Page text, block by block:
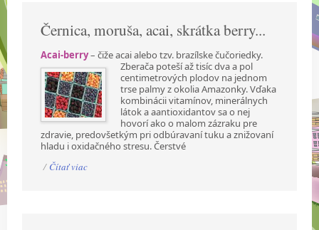
Černica, moruša, acai, skrátka berry...
Acai-berry– čiže acai alebo tzv. brazílske čučoriedky.
Zberača poteší až tisíc dva a pol
centimetrových plodov na jednom
trse palmy z okolia Amazonky. Vďaka
kombinácii vitamínov, minerálnych
látok a aantioxidantov sa o nej
hovorí ako o malom zázraku pre
zdravie, predovšetkým pri odbúravaní tuku a znižovaní
hladu i oxidačného stresu. Čerstvé
/ Čítať viac